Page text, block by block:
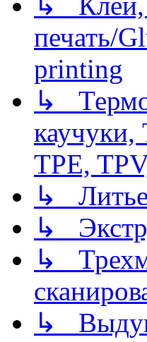
печать/
printing
↳
TPE,
↳ Литье
↳
↳
↳